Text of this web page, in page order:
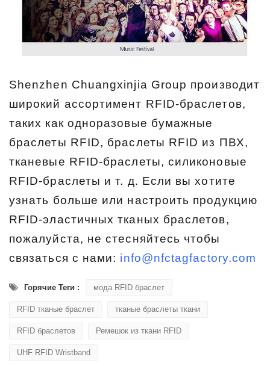
Shenzhen Chuangxinjia Group производит
широкий ассортимент RFID-браслетов,
таких как одноразовые бумажные
браслеты RFID, браслеты RFID из ПВХ,
тканевые RFID-браслеты, силиконовые
RFID-браслеты и т. д. Если вы хотите
узнать больше или настроить продукцию
RFID-эластичных тканых браслетов,
пожалуйста, не стесняйтесь чтобы
связаться с нами: info@nfctagfactory.com
Горячие Теги : мода RFID браслет
RFID тканые браслет тканые браслеты ткани
RFID браслетов Ремешок из ткани RFID
UHF RFID Wristband